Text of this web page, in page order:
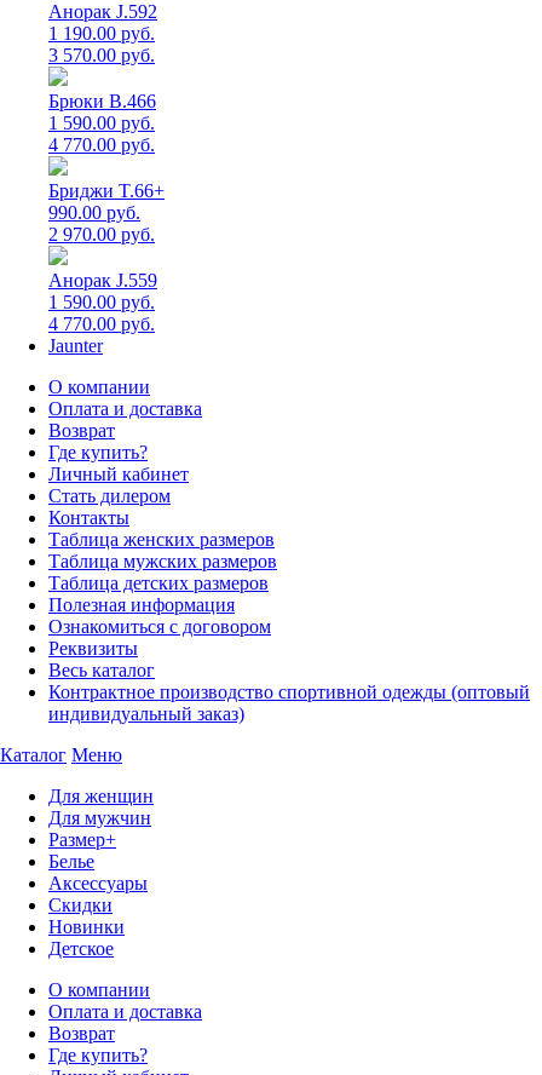
Анорак J.592
1 190.00 руб.
3 570.00 руб.
Брюки B.466
1 590.00 руб.
4 770.00 руб.
Бриджи T.66+
990.00 руб.
2 970.00 руб.
Анорак J.559
1 590.00 руб.
4 770.00 руб.
Jaunter
О компании
Оплата и доставка
Возврат
Где купить?
Личный кабинет
Стать дилером
Контакты
Таблица женских размеров
Таблица мужских размеров
Таблица детских размеров
Полезная информация
Ознакомиться с договором
Реквизиты
Весь каталог
Контрактное производство спортивной одежды (оптовый
индивидуальный заказ)
Каталог Меню
Для женщин
Для мужчин
Размер+
Белье
Аксессуары
Скидки
Новинки
Детское
О компании
Оплата и доставка
Возврат
Где купить?